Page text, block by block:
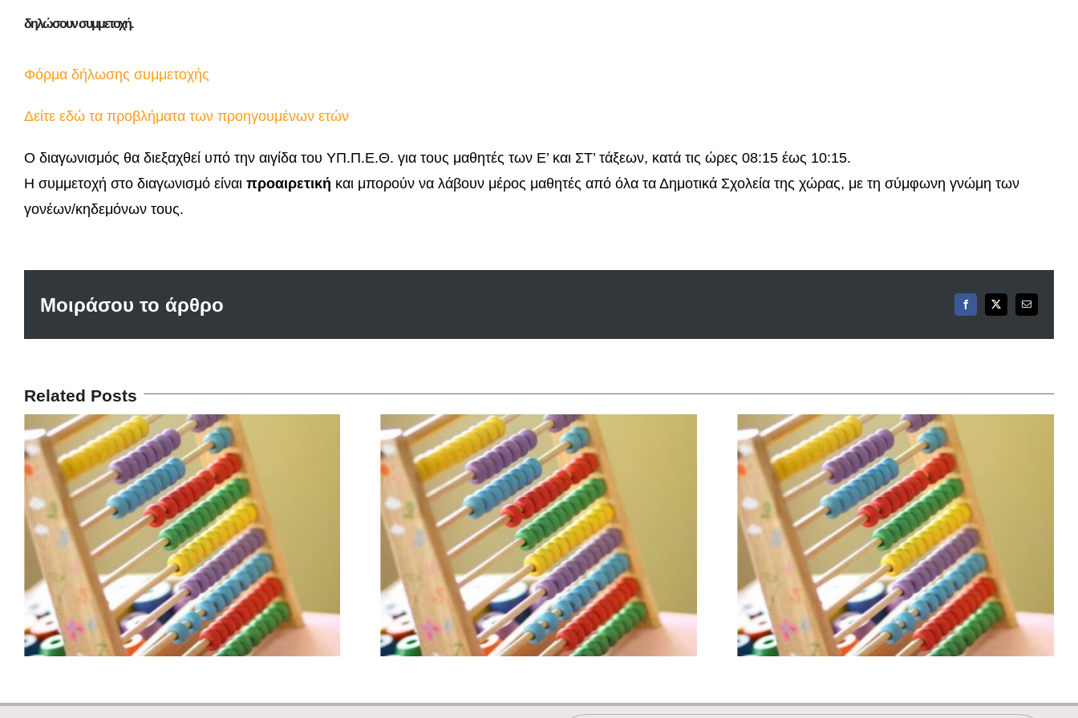
δηλώσουν συμμετοχή.
Φόρμα δήλωσης συμμετοχής
Δείτε εδώ τα προβλήματα των προηγουμένων ετών
Ο διαγωνισμός θα διεξαχθεί υπό την αιγίδα του ΥΠ.Π.Ε.Θ. για τους μαθητές των Ε’ και ΣΤ’ τάξεων, κατά τις ώρες 08:15 έως 10:15.
Η συμμετοχή στο διαγωνισμό είναι προαιρετική και μπορούν να λάβουν μέρος μαθητές από όλα τα Δημοτικά Σχολεία της χώρας, με τη σύμφωνη γνώμη των
γονέων/κηδεμόνων τους.
Μοιράσου το άρθρο Facebook
X Email
Related Posts